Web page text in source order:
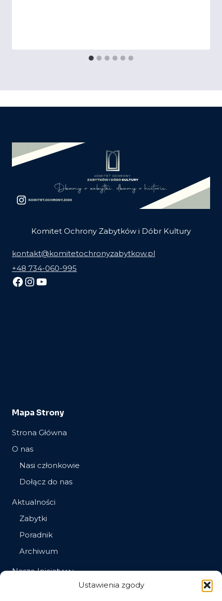
Ustawienia zgody
Komitet Ochrony Zabytków i Dóbr Kultury
kontakt@komitetochronyzabytkow.pl
+48 734-060-995
Facebook
Instagram
YouTube
Mapa Strony
Strona Główna
O nas
Nasi członkowie
Dołącz do nas
Aktualności
Zabytki
Poradnik
Archiwum
Nasze Inicjatywy
Społeczna opieka nad zabytkami